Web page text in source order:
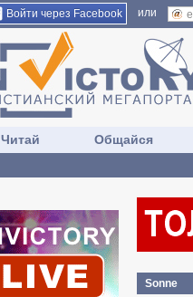
Войти через Facebook или
Читай Общайся
Sonne